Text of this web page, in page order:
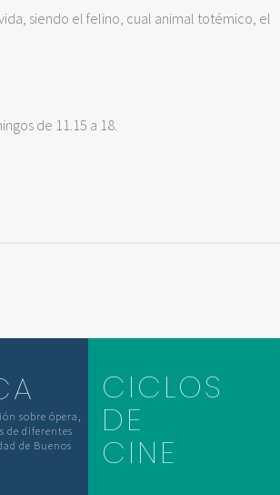
siendo el felino, cual animal totémico, el
de 11.15 a 18.
sobre ópera,
de diferentes
de Buenos
CICLOS
DE
CINE